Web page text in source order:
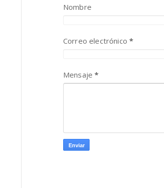
Nombre
Correo electrónico*
Mensaje*